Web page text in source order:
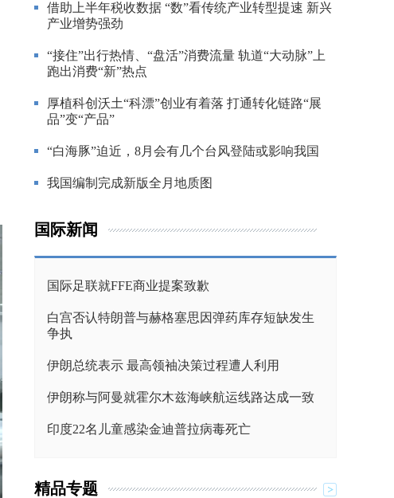
借助上半年税收数据 “数”看传统产业转型提速 新兴
产业增势强劲
“接住”出行热情、“盘活”消费流量 轨道“大动脉”上
跑出消费“新”热点
厚植科创沃土“科漂”创业有着落 打通转化链路“展
品”变“产品”
“白海豚”迫近，8月会有几个台风登陆或影响我国
我国编制完成新版全月地质图
国际新闻
国际足联就FFE商业提案致歉
白宫否认特朗普与赫格塞思因弹药库存短缺发生
争执
伊朗总统表示 最高领袖决策过程遭人利用
伊朗称与阿曼就霍尔木兹海峡航运线路达成一致
印度22名儿童感染金迪普拉病毒死亡
精品专题